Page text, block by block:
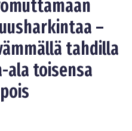
–
tahdilla
ala toisensa